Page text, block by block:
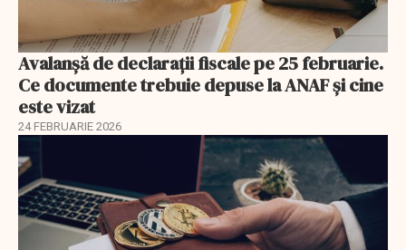
Avalanșă de declarații fiscale pe 25 februarie.
Ce documente trebuie depuse la ANAF și cine
este vizat
24 FEBRUARIE 2026